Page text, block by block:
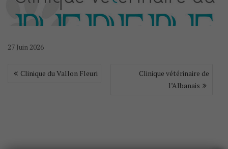
27 Juin 2026
Clinique du Vallon Fleuri
Clinique vétérinaire de
l’Albanais